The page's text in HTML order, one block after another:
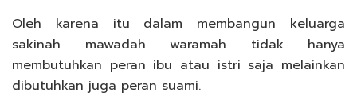
Oleh karena itu dalam membangun keluarga
sakinah mawadah waramah tidak hanya
membutuhkan peran ibu atau istri saja melainkan
dibutuhkan juga peran suami.